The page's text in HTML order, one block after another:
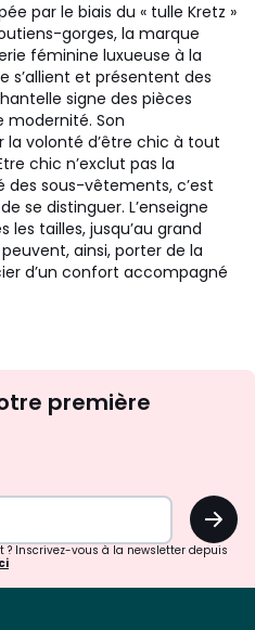
par le biais du « tulle Kretz »
gorges, la marque
féminine luxueuse à la
s’allient et présentent des
signe des pièces
modernité. Son
volonté d’être chic à tout
chic n’exclut pas la
des sous-vêtements, c’est
se distinguer. L’enseigne
tailles, jusqu’au grand
ainsi, porter de la
d’un confort accompagné
d'inspirations
surprises?
première
OK
Inscrivez-vous à la newsletter depuis